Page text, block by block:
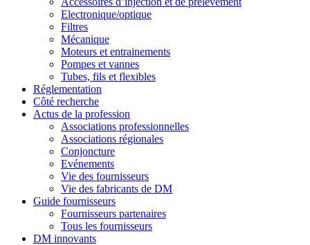
Electronique/optique
Filtres
Mécanique
Moteurs et entrainements
Pompes et vannes
Tubes, fils et flexibles
Réglementation
Côté recherche
Actus de la profession
Associations professionnelles
Associations régionales
Conjoncture
Evénements
Vie des fournisseurs
Vie des fabricants de DM
Guide fournisseurs
Fournisseurs partenaires
Tous les fournisseurs
DM innovants